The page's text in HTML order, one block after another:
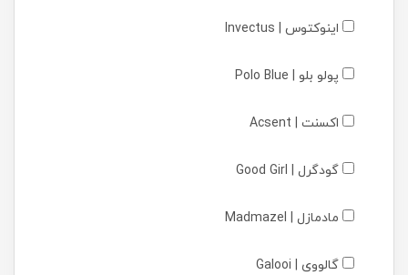
اینوکتوس | Invectus
پولو بلو | Polo Blue
اکسنت | Acsent
گودگرل | Good Girl
مادمازل | Madmazel
گالووی | Galooi